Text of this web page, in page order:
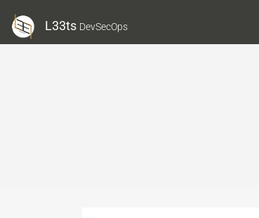
L33ts DevSecOps